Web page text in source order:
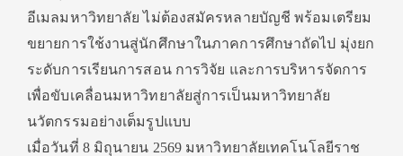
อีเมลมหาวิทยาลัย ไม่ต้องสมัครหลายบัญชี พร้อมเตรียม
ขยายการใช้งานสู่นักศึกษาในภาคการศึกษาถัดไป มุ่งยก
ระดับการเรียนการสอน การวิจัย และการบริหารจัดการ
เพื่อขับเคลื่อนมหาวิทยาลัยสู่การเป็นมหาวิทยาลัย
นวัตกรรมอย่างเต็มรูปแบบ
เมื่อวันที่ 8 มิถุนายน 2569 มหาวิทยาลัยเทคโนโลยีราช